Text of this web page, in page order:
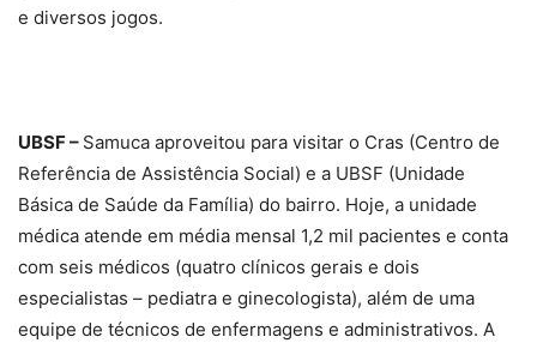
e diversos jogos.
UBSF – Samuca aproveitou para visitar o Cras (Centro de
Referência de Assistência Social) e a UBSF (Unidade
Básica de Saúde da Família) do bairro. Hoje, a unidade
médica atende em média mensal 1,2 mil pacientes e conta
com seis médicos (quatro clínicos gerais e dois
especialistas – pediatra e ginecologista), além de uma
equipe de técnicos de enfermagens e administrativos. A